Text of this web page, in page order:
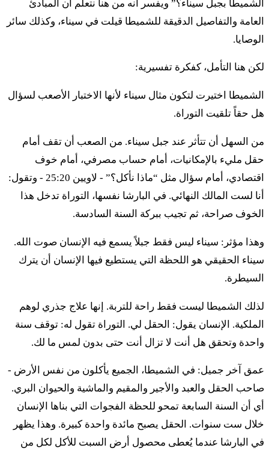
لخول يوشفيها يوفيل هو تهيِه لاخِم فِشَفتِم إيش إل أحوزّاتو
فِإيش إل مشبَّحتو تاشوفو
יוֹבֵל הִוא שְׁנַת הַחֲמִשִּׁים שָׁנָה תִּהְיֶה לָכֶם לֹא
נְזִרֶיהָ׃
יב
כִּי יוֹבֵל הִוא קֹדֶשׁ תִּהְיֶה לָכֶם מִן הַשָּׂדֶה תֹּאכְלוּ
אֶת תְּבוּאָתָהּ׃
יג בִּשְׁנַת הַיּוֹבֵל הַזֹּאת תָּשֻׁבוּ אִישׁ אֶל אֲחֻזָּתוֹ׃
יד
וְכִי תִמְכְּרוּ מִמְכָּר לַעֲמִיתֶךָ אוֹ קָנֹה מִיַּד עֲמִיתֶךָ
אַל תּוֹנוּ אִישׁ אֶת אָחִיו׃
טו
בְּמִסְפַּר שָׁנִים אַחַר הַיּוֹבֵל תִּקְנֶה מֵאֵת עֲמִיתֶךָ
בְּמִסְפַּר שְׁנֵי תְבוּאֹת יִמְכָּר לָךְ׃
טז
לְפִי רֹב הַשָּׁנִים תַּרְבֶּה מִקְנָתוֹ וּלְפִי מְעֹט
הַשָּׁנִים תַּמְעִיט מִקְנָתוֹ כִּי מִסְפַּר תְּבוּאֹת הוּא
מֹכֵר לָךְ׃
الشميطا بجبل سيناء؟” ويفسر أنه من هنا نتعلم أن المبادئ
العامة والتفاصيل الدقيقة للشميطا قيلت في سيناء، وكذلك سائر
الوصايا.
لكن هنا التأمل، كفكرة تفسيرية:
الشميطا اختيرت لتكون مثال سيناء لأنها الاختبار الأصعب لسؤال
هل حقاً تلقيت التوراة.
من السهل أن تتأثر عند جبل سيناء. من الصعب أن تقف أمام
حقل مليء بالإمكانيات، أمام حساب مصرفي، أمام خوف
اقتصادي، أمام سؤال مثل “ماذا نأكل؟” - لاويين 25:20 - وتقول:
أنا لست المالك النهائي. في البارشا نفسها، التوراة تدخل هذا
الخوف صراحة، ثم تجيب ببركة السنة السادسة.
وهذا مؤثر: سيناء ليس فقط جبلاً يسمع فيه الإنسان صوت الله.
سيناء الحقيقي هو اللحظة التي يستطيع فيها الإنسان أن يترك
السيطرة.
لذلك الشميطا ليست فقط راحة للتربة. إنها علاج جذري لوهم
الملكية. الإنسان يقول: الحقل لي. التوراة تقول له: توقف سنة
واحدة وتحقق هل أنت لا تزال أنت حتى بدون لمس ما لك.
عمق آخر جميل: في الشميطا، الجميع يأكلون من نفس الأرض -
صاحب الحقل والعبد والأجير والمقيم والماشية والحيوان البري.
أي أن السنة السابعة تمحو للحظة الفجوات التي بناها الإنسان
خلال ست سنوات. الحقل يصبح مائدة واحدة كبيرة. وهذا يظهر
في البارشا عندما يُعطى محصول أرض السبت للأكل لكل من